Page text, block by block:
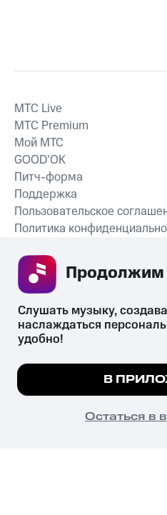
СКАЧАТЬ
MTС Live
MTС Premium
Мой МТС
GOOD’OK
Питч-форма
Поддержка
Пользовательское
Политика
психотропных веществ, их
их незаконный оборот запрещён
законодательством
© 2026 ООО «КИОН».
Все права защищены
Мы используем куки,
Подробнее
Слушать музыку,
наслаждаться
удобно!
В
Остаться в